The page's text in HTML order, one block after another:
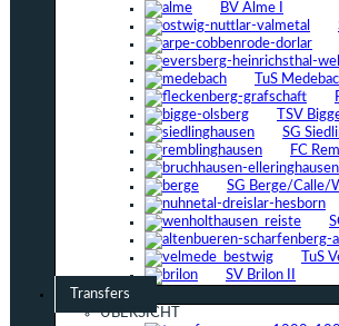
BV Alme I
TuS
TSV
SG
FC
SG Berge/Calle/
TuS
SV Brilon II
Transfers
ÜBERSICHT